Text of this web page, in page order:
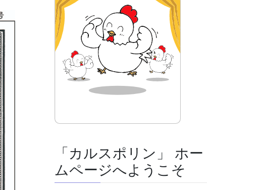
「カルスポリン」 ホー
ムページへようこそ